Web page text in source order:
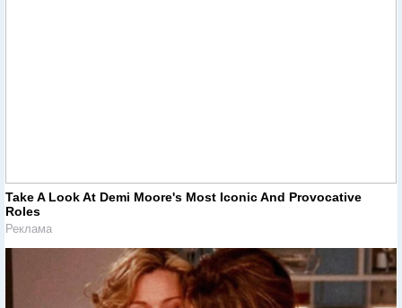
Take A Look At Demi Moore's Most Iconic And Provocative
Roles
Реклама